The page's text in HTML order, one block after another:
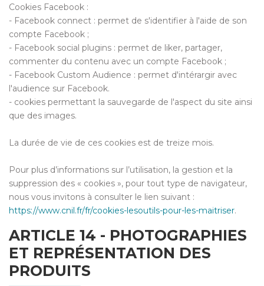
Cookies Facebook :
- Facebook connect : permet de s'identifier à l'aide de son
compte Facebook ;
- Facebook social plugins : permet de liker, partager,
commenter du contenu avec un compte Facebook ;
- Facebook Custom Audience : permet d'intérargir avec
l'audience sur Facebook.
- cookies permettant la sauvegarde de l'aspect du site ainsi
que des images.
La durée de vie de ces cookies est de treize mois.
Pour plus d’informations sur l’utilisation, la gestion et la
suppression des « cookies », pour tout type de navigateur,
nous vous invitons à consulter le lien suivant :
https://www.cnil.fr/fr/cookies-lesoutils-pour-les-maitriser.
ARTICLE 14 - PHOTOGRAPHIES
ET REPRÉSENTATION DES
PRODUITS